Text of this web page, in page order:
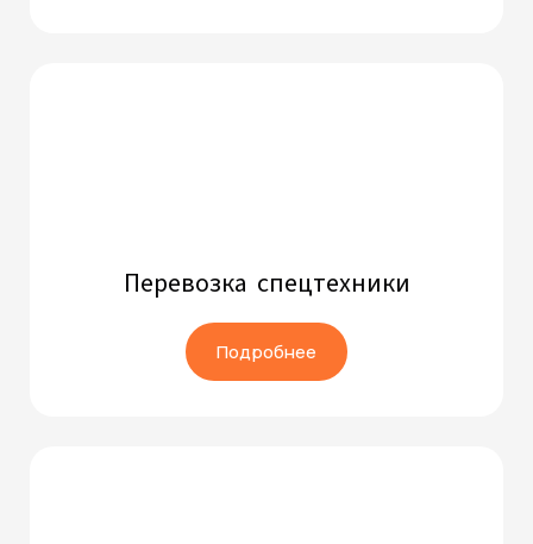
Перевозка спецтехники
Подробнее